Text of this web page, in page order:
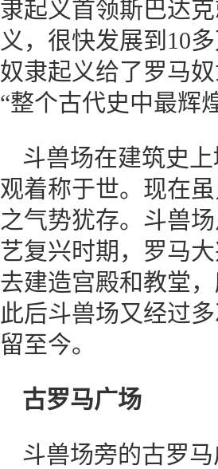
隶起义首领斯巴达
义，很快发展到10
奴隶起义给了罗马
“整个古代史中最辉
斗兽场在建筑史
观着称于世。现在
之气势犹存。斗兽
艺复兴时期，罗马
去建造宫殿和教堂
此后斗兽场又经过
留至今。
古罗马广场
斗兽场旁的古罗